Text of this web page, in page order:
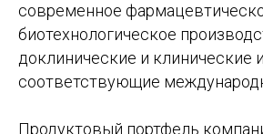
современное
биотехнологическое
доклинические и клинические
соответствующие
Продуктовый портфель